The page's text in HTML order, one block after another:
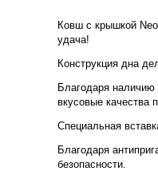
Ковш с крышкой
удача!
Конструкция дна
Благодаря
вкусовые качества
Специальная
Благодаря
безопасности.